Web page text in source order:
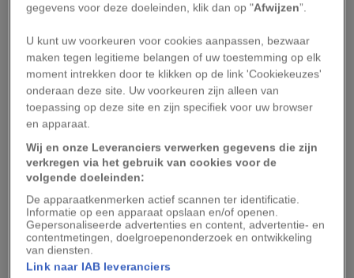
veel humor en scherpte schrijft hij over zaken
die spelen op het eiland.
Taal
Al red je je op Curaçao prima in het Nederlands,
spreken.
Eten
De lekkerste maaltijden vind je niet per se in de
mooiste restaurants, maar door een perfect
gegevens voor deze doeleinden, klik dan op "Afwijzen”.
U kunt uw voorkeuren voor cookies aanpassen, bezwaar
maken tegen legitieme belangen of uw toestemming op elk
moment intrekken door te klikken op de link 'Cookiekeuzes'
onderaan deze site. Uw voorkeuren zijn alleen van
toepassing op deze site en zijn specifiek voor uw browser
en apparaat.
Wij en onze Leveranciers verwerken gegevens die zijn
verkregen via het gebruik van cookies voor de
volgende doeleinden:
De apparaatkenmerken actief scannen ter identificatie.
Informatie op een apparaat opslaan en/of openen.
Gepersonaliseerde advertenties en content, advertentie- en
contentmetingen, doelgroepenonderzoek en ontwikkeling
van diensten.
Link naar IAB leveranciers